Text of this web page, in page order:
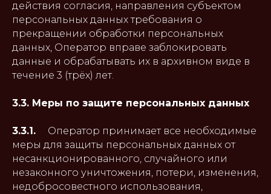
действия согласия, направления субъектом
персональных данных требования о
прекращении обработки персональных
данных, Оператор вправе заблокировать
данные и обрабатывать их в архивном виде в
течение 3 (трёх) лет.
3.3. Меры по защите персональных данных
3.3.1. Оператор принимает все необходимые
меры для защиты персональных данных от
несанкционированного, случайного или
незаконного уничтожения, потери, изменения,
недобросовестного использования,